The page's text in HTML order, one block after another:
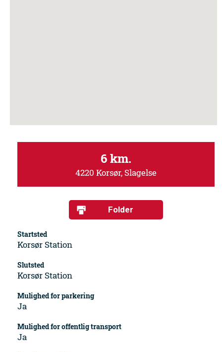
6 km.
4220 Korsør, Slagelse
Folder
Startsted
Korsør Station
Slutsted
Korsør Station
Mulighed for parkering
Ja
Mulighed for offentlig transport
Ja